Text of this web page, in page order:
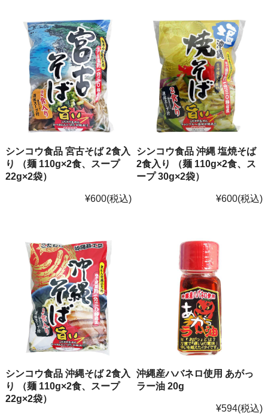
シンコウ食品 宮古そば 2食入
り （麺 110g×2食、スープ
22g×2袋）
¥600(税込)
シンコウ食品 沖縄 塩焼そば
2食入り （麺 110g×2食、ス
ープ 30g×2袋）
¥600(税込)
シンコウ食品 沖縄そば 2食入
り （麺 110g×2食、スープ
22g×2袋）
沖縄産ハバネロ使用 あがっ
ラー油 20g
¥594(税込)